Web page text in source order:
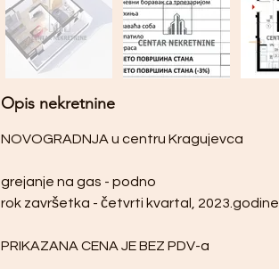
Opis nekretnine
NOVOGRADNJA u centru Kragujevca
grejanje na gas - podno
rok završetka - četvrti kvartal, 2023.godine
PRIKAZANA CENA JE BEZ PDV-a